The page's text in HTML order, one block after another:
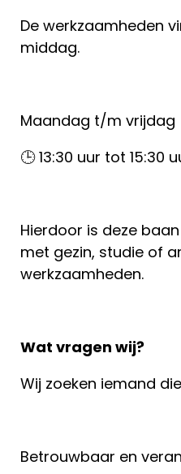
De werkzaamheden
middag.
Maandag t/m vrijdag
🕒 13:30 uur tot 15:30
Hierdoor is deze
met gezin, studie of
werkzaamheden.
Wat vragen wij?
Wij zoeken iemand
Betrouwbaar en